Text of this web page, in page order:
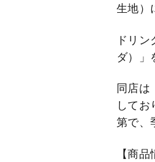
生地）
ドリ
ダ）」
同店は
して
第で、
【商品